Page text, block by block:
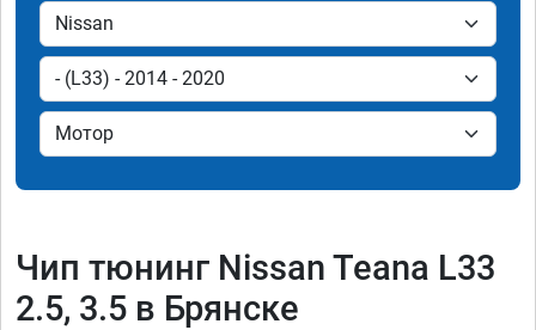
Чип тюнинг Nissan Teana L33
2.5, 3.5 в Брянске